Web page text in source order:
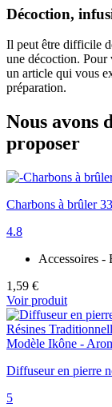
Décoction,
Il peut être difficile
une décoction. Pour
un article qui vous
préparation.
Nous avons
proposer
Charbons à brûler
4.8
Accessoires -
1,59 €
Voir produit
Diffuseur en pierre
5